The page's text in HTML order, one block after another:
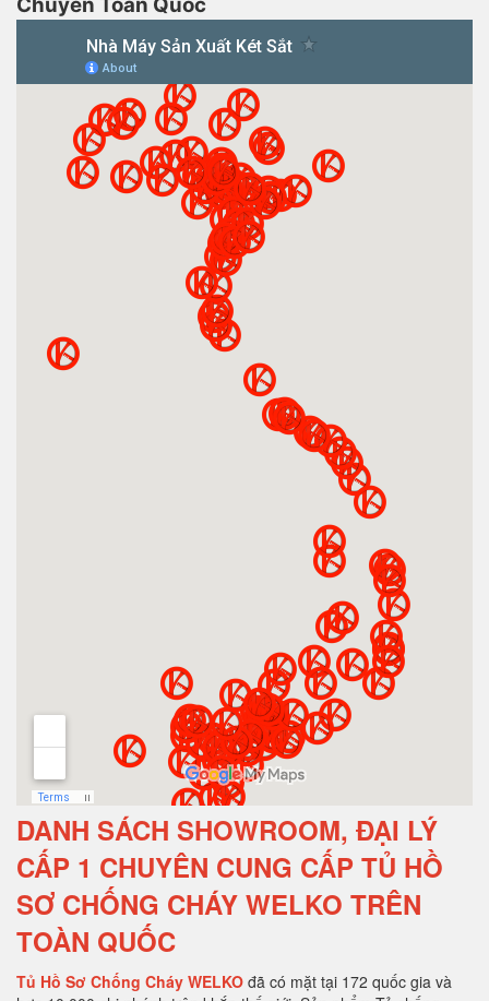
DANH SÁCH SHOWROOM, ĐẠI LÝ
CẤP 1 CHUYÊN CUNG CẤP TỦ HỒ
SƠ CHỐNG CHÁY WELKO TRÊN
TOÀN QUỐC
Tủ Hồ Sơ Chống Cháy WELKO đã có mặt tại 172 quốc gia và